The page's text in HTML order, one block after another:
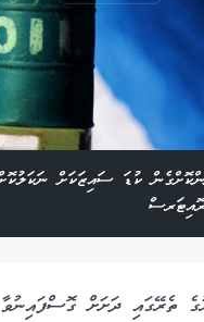
ކުޑަ ސައިޒަކަށް
20 އަހަރުގެ ތެރޭގައި ދަށަށް